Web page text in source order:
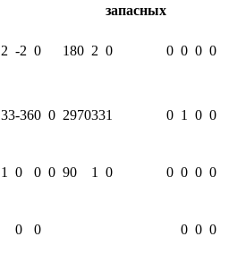
2 -2 0 180 2 0 0 0 0 0
33-360 0 2970331 0 1 0 0
1 0 0 0 90 1 0 0 0 0 0
0 0 0 0 0